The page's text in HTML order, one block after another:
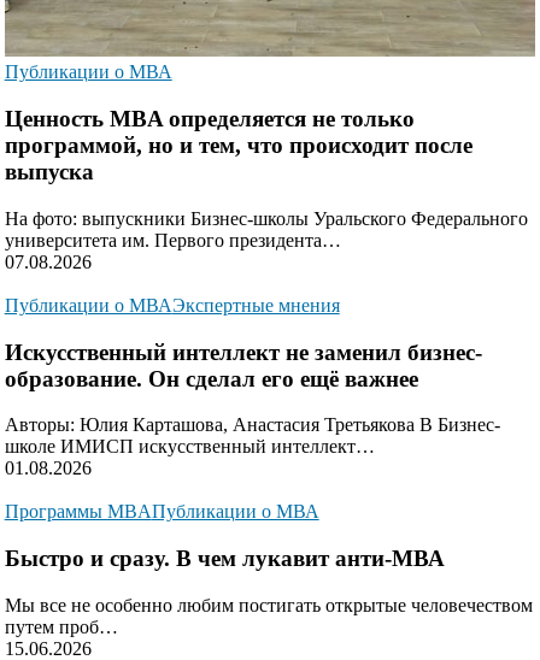
Публикации о МВА
Ценность MBA определяется не только
программой, но и тем, что происходит после
выпуска
На фото: выпускники Бизнес-школы Уральского Федерального
университета им. Первого президента…
07.08.2026
Публикации о МВАЭкспертные мнения
Искусственный интеллект не заменил бизнес-
образование. Он сделал его ещё важнее
Авторы: Юлия Карташова, Анастасия Третьякова В Бизнес-
школе ИМИСП искусственный интеллект…
01.08.2026
Программы MBAПубликации о МВА
Быстро и сразу. В чем лукавит анти-МВА
Мы все не особенно любим постигать открытые человечеством
путем проб…
15.06.2026